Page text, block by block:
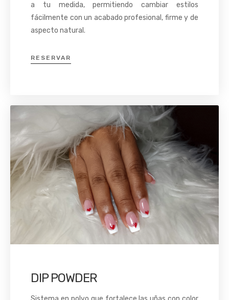
a tu medida, permitiendo cambiar estilos
fácilmente con un acabado profesional, firme y de
aspecto natural.
RESERVAR
DIP POWDER